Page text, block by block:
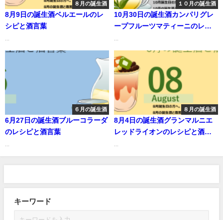
８月の誕生酒
8月9日の誕生酒ベルエールのレ
シピと酒言葉
１０月の誕生酒
10月30日の誕生酒カンパリグレ
ープフルーツマティーニのレシ
６月の誕生酒
6月27日の誕生酒ブルーコラーダ
のレシピと酒言葉
８月の誕生酒
8月4日の誕生酒グランマルニエ
レッドライオンのレシピと酒言
キーワード